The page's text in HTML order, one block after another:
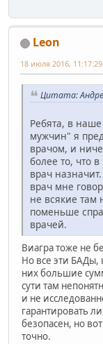
Leon
18 июля 2016, 11:17:29
Цитата:
Ребята, в
мужчин" я
врачом, и
более то, что
врач
врач мне
не всякие там
поменьше
врачей.
Виагра тоже не
Но все эти БАДы,
них большие
сути там
и не
гарантировать
безопасен, но
точно.